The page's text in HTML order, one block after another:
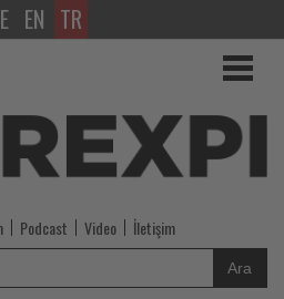
EN TR
Podcast Video İletişim
Ara